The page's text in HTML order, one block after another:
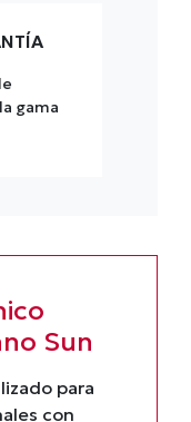
gama
Sun
para
con